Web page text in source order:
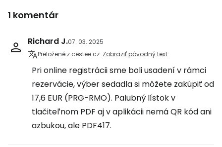
1 komentár
Richard J.07. 03. 2025
Preložené z cestee.cz Zobraziť pôvodný text
Pri online registrácii sme boli usadení v rámci
rezervácie, výber sedadla si môžete zakúpiť od
17,6 EUR (PRG-RMO). Palubný lístok v
tlačiteľnom PDF aj v aplikácii nemá QR kód ani
azbukou, ale PDF417.